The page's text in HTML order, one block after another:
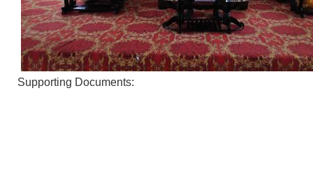
Supporting Documents: